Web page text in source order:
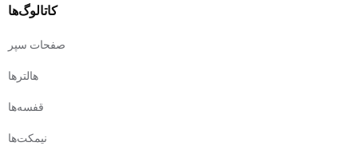
کاتالوگ‌ها
صفحات سپر
هالترها
قفسه‌ها
نیمکت‌ها